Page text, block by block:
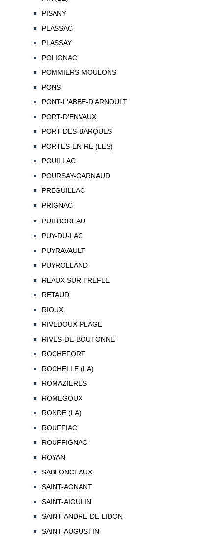
PISANY
PLASSAC
PLASSAY
POLIGNAC
POMMIERS-MOULONS
PONS
PONT-L'ABBE-D'ARNOULT
PORT-D'ENVAUX
PORT-DES-BARQUES
PORTES-EN-RE (LES)
POUILLAC
POURSAY-GARNAUD
PREGUILLAC
PRIGNAC
PUILBOREAU
PUY-DU-LAC
PUYRAVAULT
PUYROLLAND
REAUX SUR TREFLE
RETAUD
RIOUX
RIVEDOUX-PLAGE
RIVES-DE-BOUTONNE
ROCHEFORT
ROCHELLE (LA)
ROMAZIERES
ROMEGOUX
RONDE (LA)
ROUFFIAC
ROUFFIGNAC
ROYAN
SABLONCEAUX
SAINT-AGNANT
SAINT-AIGULIN
SAINT-ANDRE-DE-LIDON
SAINT-AUGUSTIN